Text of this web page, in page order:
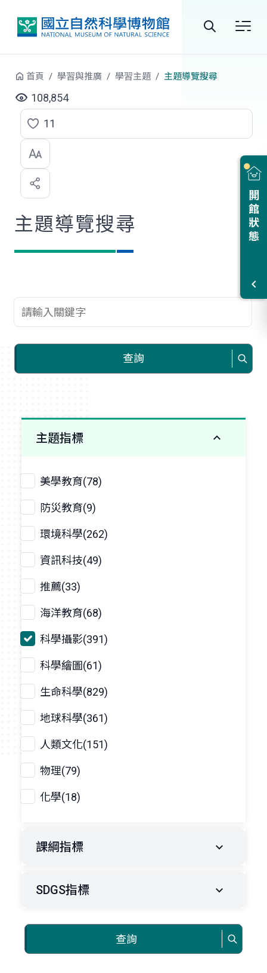
站
尋
開館狀態
首頁 學習與推廣 學習主題 主題導覽搜尋
108,854
點
選
喜
歡
11
主題導覽搜尋
查詢關鍵字
查詢
主題指標
美學教育(78)
防災教育(9)
環境科學(262)
資訊科技(49)
推薦(33)
海洋教育(68)
科學攝影(391)
科學繪圖(61)
生命科學(829)
地球科學(361)
人類文化(151)
物理(79)
化學(18)
課綱指標
SDGS指標
查詢